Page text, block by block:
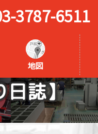
3787-6511
地図
日誌】